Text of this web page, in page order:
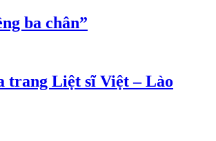
ba chân”
trang Liệt sĩ Việt – Lào